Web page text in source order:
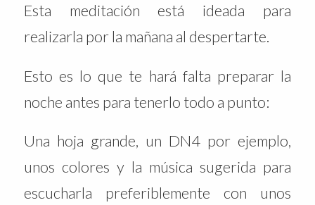
Esta meditación está ideada para
realizarla por la mañana al despertarte.
Esto es lo que te hará falta preparar la
noche antes para tenerlo todo a punto:
Una hoja grande, un DN4 por ejemplo,
unos colores y la música sugerida para
escucharla preferiblemente con unos